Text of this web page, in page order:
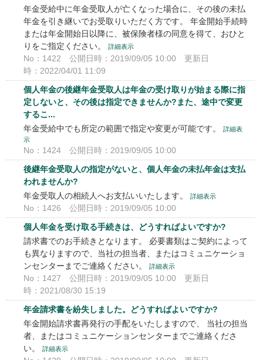
年金受給中に年金受取人が亡くなった場合に、その後の未払
年金を引き継いでお受取りいただく方です。 年金開始手続時
または年金開始日以降に、被保険者様の同意を得て、おひと
りをご指定ください。
詳細表示
No：1422 公開日時：2019/09/05 10:00
更新日
時：2022/04/01 11:09
個人年金の後継年金受取人は年金の受け取りが始まる際に指
定しないと、その後は指定できませんか?また、途中で変更
するこ...
年金受給中でも所定の範囲で指定や変更が可能です。
詳細表
示
No：1424
公開日時：2019/09/05 10:00
後継年金受取人の指定がないと、個人年金の未払年金は支払
われませんか?
年金受取人の相続人へお支払いいたします。
詳細表示
No：1426
公開日時：2019/09/05 10:00
個人年金を受け取る手続きは、どうすればよいですか?
請求書でのお手続きとなります。 必要書類はご契約によって
も異なりますので、当社の担当者、またはコミュニケーショ
ンセンターまでご連絡ください。
詳細表示
No：1427 公開日時：2019/09/05 10:00
更新日
時：2021/08/30 15:19
年金請求書を紛失しました。どうすればよいですか?
年金開始請求書再発行の手配をいたしますので、 当社の担当
者、またはコミュニケーションセンターまでご連絡くださ
い。
詳細表示